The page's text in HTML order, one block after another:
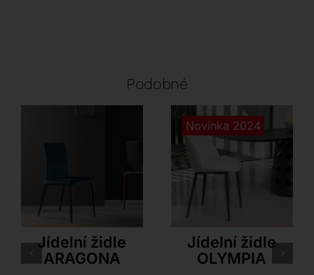
Podobné
Tonin Casa
Jídelní židle
ARAGONA
Novinka 2024
Tonin Casa
Jídelní židle
OLYMPIA